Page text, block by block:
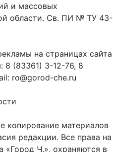
и массовых
области. Св. ПИ № ТУ 43-
на страницах сайта
8 (83361) 3-12-76, 8
ro@gorod-che.ru
копирование материалов
редакции. Все права на
«Город Ч.», охраняются в